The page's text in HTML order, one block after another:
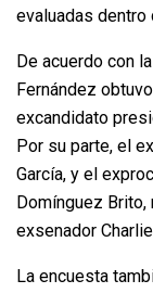
evaluadas
De acuerdo con
Fernández
excandidato
Por su parte, el
García, y el
Domínguez Brito,
exsenador
La encuesta